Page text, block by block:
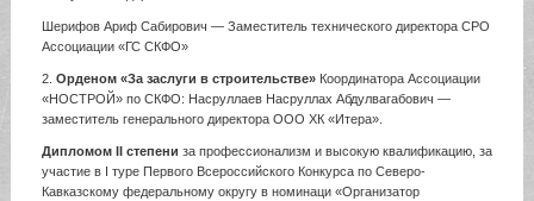
Шерифов Ариф Сабирович — Заместитель технического директора СРО
Ассоциации «ГС СКФО»
2. Орденом «За заслуги в строительстве»Координатора Ассоциации
«НОСТРОЙ» по СКФО: Насруллаев Насруллах Абдулвагабович —
заместитель генерального директора ООО ХК «Итера».
Дипломом II степени за профессионализм и высокую квалификацию, за
участие в I туре Первого Всероссийского Конкурса по Северо-
Кавказскому федеральному округу в номинаци «Организатор